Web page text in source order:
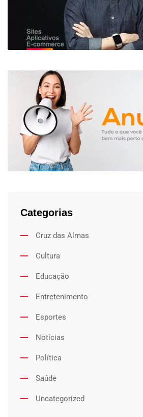
Categorias
Cruz das Almas
Cultura
Educação
Entretenimento
Esportes
Notícias
Política
Saúde
Uncategorized